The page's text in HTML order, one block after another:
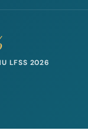
LFSS 2026